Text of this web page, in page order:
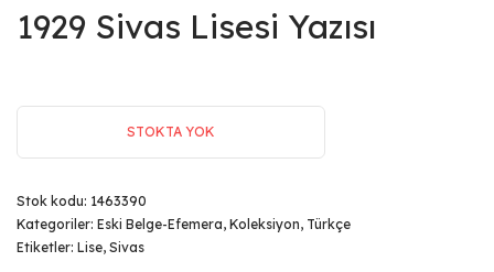
1929 Sivas Lisesi Yazısı
STOKTA YOK
Stok kodu: 1463390
Kategoriler: Eski Belge-Efemera, Koleksiyon, Türkçe
Etiketler: Lise, Sivas